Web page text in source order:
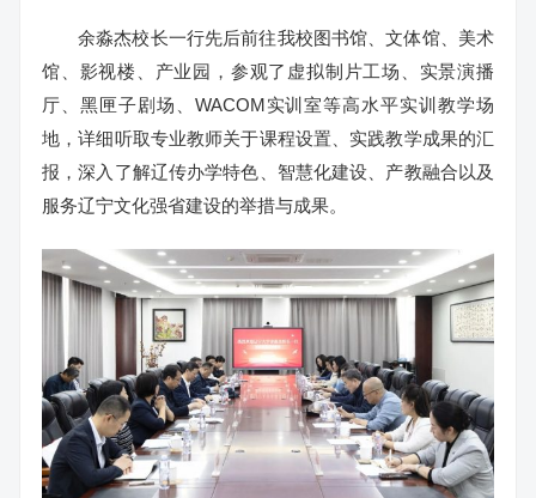
余淼杰校长一行先后前往我校图书馆、文体馆、美术
馆、影视楼、产业园，参观了虚拟制片工场、实景演播
厅、黑匣子剧场、WACOM实训室等高水平实训教学场
地，详细听取专业教师关于课程设置、实践教学成果的汇
报，深入了解辽传办学特色、智慧化建设、产教融合以及
服务辽宁文化强省建设的举措与成果。